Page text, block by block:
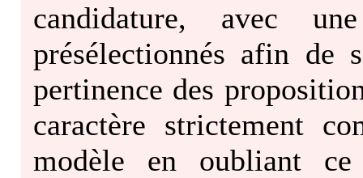
candidature, avec
présélectionnés afin de
pertinence des
caractère strictement
modèle en oubliant